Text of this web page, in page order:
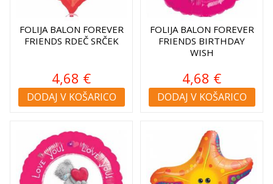
FOLIJA BALON FOREVER
FRIENDS RDEČ SRČEK
4,68 €
DODAJ V KOŠARICO
FOLIJA BALON FOREVER
FRIENDS BIRTHDAY
WISH
4,68 €
DODAJ V KOŠARICO